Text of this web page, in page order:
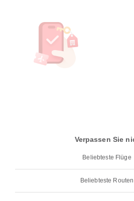
Verpassen Sie
Beliebteste Flüge
Beliebteste Routen